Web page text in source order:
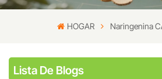
HOGAR Naringenina
Lista De Blogs